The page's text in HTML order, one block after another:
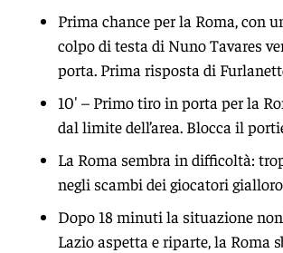
Prima chance per la Roma, con
colpo di testa di Nuno Tavares
porta. Prima risposta di
10′ – Primo tiro in porta per la
dal limite dell’area. Blocca il
La Roma sembra in difficoltà:
negli scambi dei giocatori
Dopo 18 minuti la situazione
Lazio aspetta e riparte, la Roma